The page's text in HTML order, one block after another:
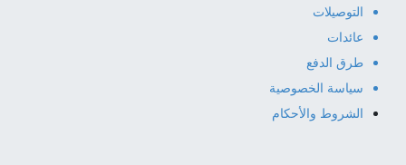
التوصيلات
عائدات
طرق الدفع
سياسة الخصوصية
الشروط والأحكام